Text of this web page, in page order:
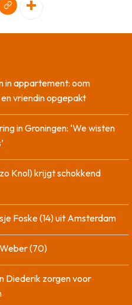
in appartement: oom
vriendin opgepakt
in Groningen: ‘We wisten
Knol) krijgt schokkend
Foske (14) uit Amsterdam
(70)
Diederik zorgen voor